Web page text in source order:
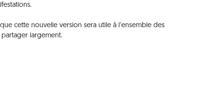
cette nouvelle version sera utile à l’ensemble des
partager largement.